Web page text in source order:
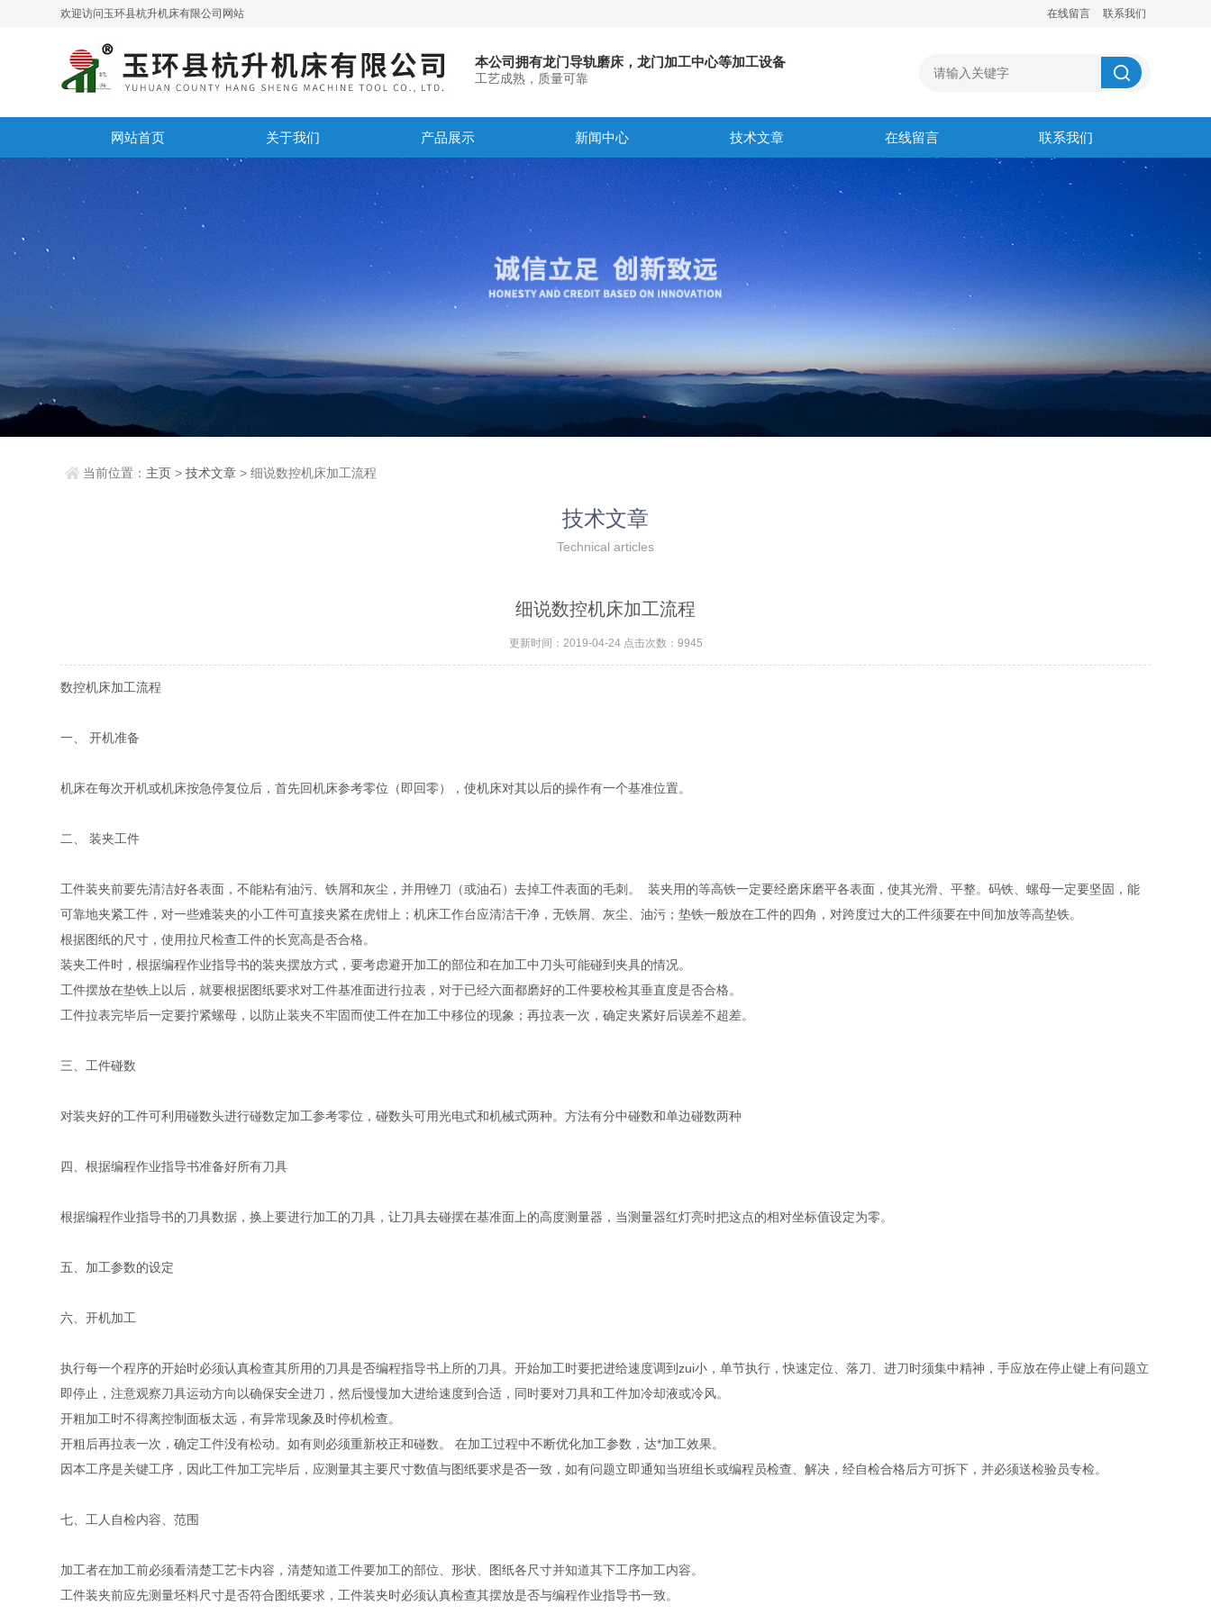
欢迎访问玉环县杭升机床有限公司网站 在线留言 联系我们
本公司拥有龙门导轨磨床，龙门加工中心等加工设备
工艺成熟，质量可靠
网站首页 关于我们 产品展示 新闻中心 技术文章 在线留言 联系我们
当前位置： 主页 >技术文章 > 细说数控机床加工流程
技术文章
Technical articles
细说数控机床加工流程
更新时间：2019-04-24 点击次数：9945
数控机床加工流程
一、 开机准备
机床在每次开机或机床按急停复位后，首先回机床参考零位（即回零），使机床对其以后的操作有一个基准位置。
二、 装夹工件
工件装夹前要先清洁好各表面，不能粘有油污、铁屑和灰尘，并用锉刀（或油石）去掉工件表面的毛刺。 装夹用的等高铁一定要经磨床磨平各表面，使其光滑、平整。码铁、螺母一定要坚固，能
可靠地夹紧工件，对一些难装夹的小工件可直接夹紧在虎钳上；机床工作台应清洁干净，无铁屑、灰尘、油污；垫铁一般放在工件的四角，对跨度过大的工件须要在中间加放等高垫铁。
根据图纸的尺寸，使用拉尺检查工件的长宽高是否合格。
装夹工件时，根据编程作业指导书的装夹摆放方式，要考虑避开加工的部位和在加工中刀头可能碰到夹具的情况。
工件摆放在垫铁上以后，就要根据图纸要求对工件基准面进行拉表，对于已经六面都磨好的工件要校检其垂直度是否合格。
工件拉表完毕后一定要拧紧螺母，以防止装夹不牢固而使工件在加工中移位的现象；再拉表一次，确定夹紧好后误差不超差。
三、工件碰数
对装夹好的工件可利用碰数头进行碰数定加工参考零位，碰数头可用光电式和机械式两种。方法有分中碰数和单边碰数两种
四、根据编程作业指导书准备好所有刀具
根据编程作业指导书的刀具数据，换上要进行加工的刀具，让刀具去碰摆在基准面上的高度测量器，当测量器红灯亮时把这点的相对坐标值设定为零。
五、加工参数的设定
六、开机加工
执行每一个程序的开始时必须认真检查其所用的刀具是否编程指导书上所的刀具。开始加工时要把进给速度调到zui小，单节执行，快速定位、落刀、进刀时须集中精神，手应放在停止键上有问题立
即停止，注意观察刀具运动方向以确保安全进刀，然后慢慢加大进给速度到合适，同时要对刀具和工件加冷却液或冷风。
开粗加工时不得离控制面板太远，有异常现象及时停机检查。
开粗后再拉表一次，确定工件没有松动。如有则必须重新校正和碰数。 在加工过程中不断优化加工参数，达*加工效果。
因本工序是关键工序，因此工件加工完毕后，应测量其主要尺寸数值与图纸要求是否一致，如有问题立即通知当班组长或编程员检查、解决，经自检合格后方可拆下，并必须送检验员专检。
七、工人自检内容、范围
加工者在加工前必须看清楚工艺卡内容，清楚知道工件要加工的部位、形状、图纸各尺寸并知道其下工序加工内容。
工件装夹前应先测量坯料尺寸是否符合图纸要求，工件装夹时必须认真检查其摆放是否与编程作业指导书一致。